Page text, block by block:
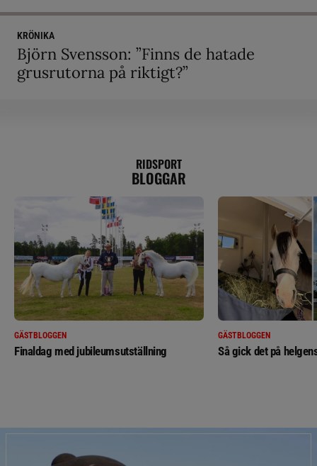
KRÖNIKA
Björn Svensson: ”Finns de hatade
grusrutorna på riktigt?”
RIDSPORT
BLOGGAR
GÄSTBLOGGEN
Finaldag med jubileumsutställning
GÄSTBLOGGEN
Så gick det på